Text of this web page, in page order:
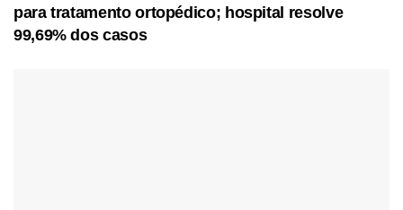
para tratamento ortopédico; hospital resolve
99,69% dos casos